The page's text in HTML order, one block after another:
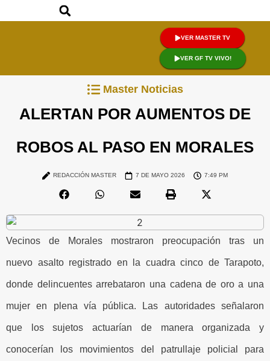
VER MASTER TV
VER GF TV VIVO!
Master Noticias
ALERTAN POR AUMENTOS DE
ROBOS AL PASO EN MORALES
REDACCIÓN MASTER 7 DE MAYO 2026 7:49 PM
Vecinos de Morales mostraron preocupación tras un
nuevo asalto registrado en la cuadra cinco de Tarapoto,
donde delincuentes arrebataron una cadena de oro a una
mujer en plena vía pública. Las autoridades señalaron
que los sujetos actuarían de manera organizada y
conocerían los movimientos del patrullaje policial para